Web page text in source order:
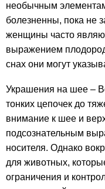
необычным
болезненны, пока не
женщины часто
выражением
снах они могут
Украшения на шее –
тонких цепочек до
внимание к шее и
подсознательным
носителя. Однако
для животных,
ограничения и